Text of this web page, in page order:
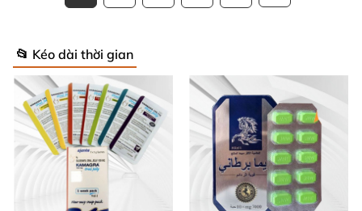
📂 Kéo dài thời gian